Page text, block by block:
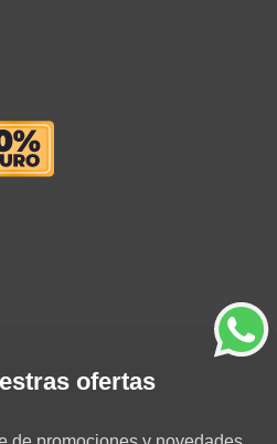
ofertas